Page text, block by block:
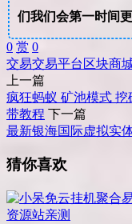
们我们会第一时间更
0 赏 0
交易交易平台 区块商
上一篇
疯狂蚂蚁 矿池模式
带教程 下一篇
最新银海国际虚拟实
猜你喜欢